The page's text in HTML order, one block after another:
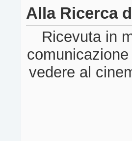
Alla Ricerca
Ricevuta in
vedere al